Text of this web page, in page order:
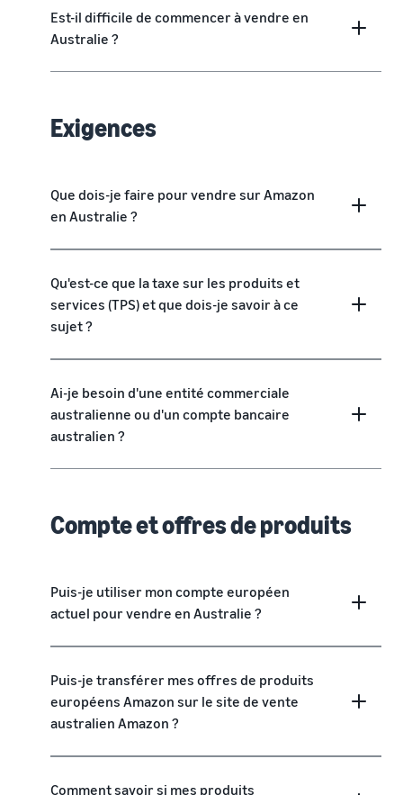
Est-il difficile de commencer à vendre en
Australie ?
Exigences
Que dois-je faire pour vendre sur Amazon
en Australie ?
Qu'est-ce que la taxe sur les produits et
services (TPS) et que dois-je savoir à ce
sujet ?
Ai-je besoin d'une entité commerciale
australienne ou d'un compte bancaire
australien ?
Compte et offres de produits
Puis-je utiliser mon compte européen
actuel pour vendre en Australie ?
Puis-je transférer mes offres de produits
européens Amazon sur le site de vente
australien Amazon ?
Comment savoir si mes produits